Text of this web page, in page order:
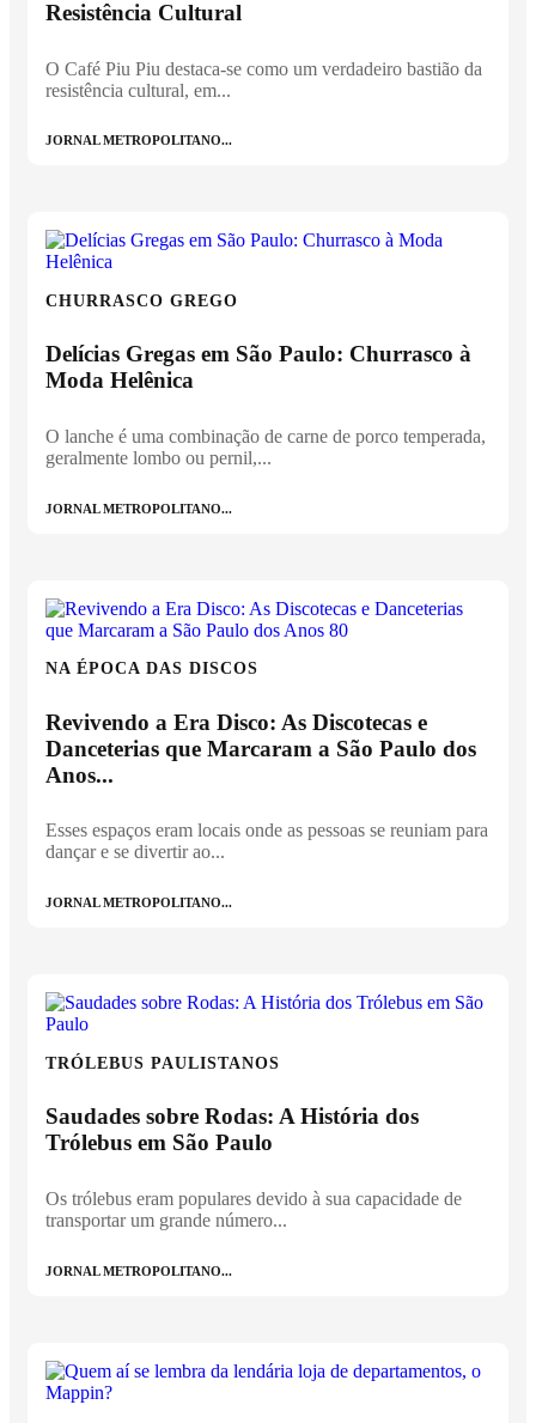
Resistência Cultural
O Café Piu Piu destaca-se como um verdadeiro bastião da
resistência cultural, em...
JORNAL METROPOLITANO...
CHURRASCO GREGO
Delícias Gregas em São Paulo: Churrasco à
Moda Helênica
O lanche é uma combinação de carne de porco temperada,
geralmente lombo ou pernil,...
JORNAL METROPOLITANO...
NA ÉPOCA DAS DISCOS
Revivendo a Era Disco: As Discotecas e
Danceterias que Marcaram a São Paulo dos
Anos...
Esses espaços eram locais onde as pessoas se reuniam para
dançar e se divertir ao...
JORNAL METROPOLITANO...
TRÓLEBUS PAULISTANOS
Saudades sobre Rodas: A História dos
Trólebus em São Paulo
Os trólebus eram populares devido à sua capacidade de
transportar um grande número...
JORNAL METROPOLITANO...